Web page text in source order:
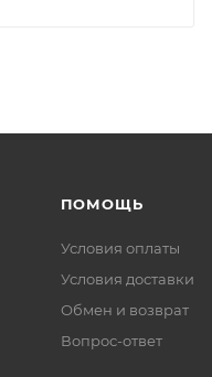
ПОМОЩЬ
Условия оплаты
Условия доставки
Обмен и возврат
Вопрос-ответ